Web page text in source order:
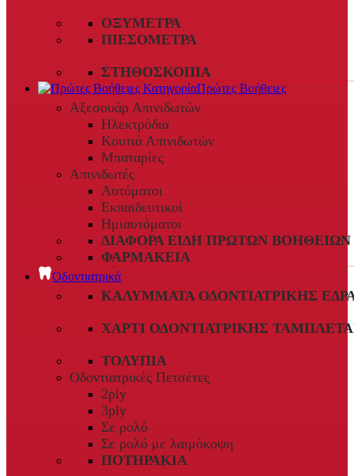
ΟΞΎΜΕΤΡΑ
ΠΙΕΣΌΜΕΤΡΑ
ΣΤΗΘΟΣΚΌΠΙΑ
Πρώτες Βοήθειες
Αξεσουάρ Απινιδωτών
Ηλεκτρόδια
Κουτιά Απινιδωτών
Μπαταρίες
Απινιδωτές
Αυτόματοι
Εκπαιδευτικοί
Ημιαυτόματοι
ΔΙΆΦΟΡΑ ΕΊΔΗ ΠΡΏΤΩΝ ΒΟΗΘΕΙΏΝ
ΦΑΡΜΑΚΕΊΑ
Οδοντιατρικά
ΚΑΛΎΜΜΑΤΑ ΟΔΟΝΤΙΑΤΡΙΚΉΣ
ΧΑΡΤΊ ΟΔΟΝΤΙΑΤΡΙΚΉΣ
ΤΟΛΎΠΙΑ
Οδοντιατρικές Πετσέτες
2ply
3ply
Σε ρολό
Σε ρολό με λαιμόκοψη
ΠΟΤΗΡΆΚΙΑ